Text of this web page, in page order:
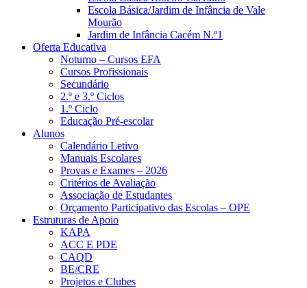
Escola Básica/Jardim de Infância de Vale
Mourão
Jardim de Infância Cacém N.º1
Oferta Educativa
Noturno – Cursos EFA
Cursos Profissionais
Secundário
2.º e 3.º Ciclos
1.º Ciclo
Educação Pré-escolar
Alunos
Calendário Letivo
Manuais Escolares
Provas e Exames – 2026
Critérios de Avaliação
Associação de Estudantes
Orçamento Participativo das Escolas – OPE
Estruturas de Apoio
KAPA
ACC E PDE
CAQD
BE/CRE
Projetos e Clubes